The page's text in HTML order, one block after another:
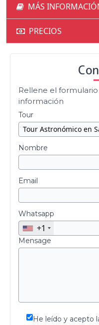
MÁS
PRECIOS
Rellene el
información
Tour
Nombre
Email
Whatsapp
+1
Mensage
He leído y acepto